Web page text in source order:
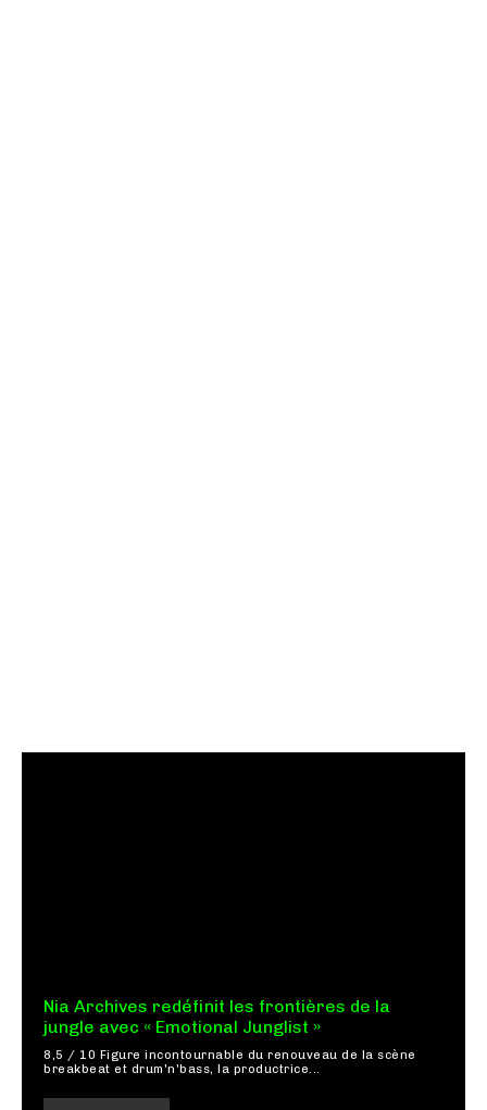
Nia Archives redéfinit les frontières de la
jungle avec « Emotional Junglist »
8,5 / 10 Figure incontournable du renouveau de la scène
breakbeat et drum'n'bass, la productrice...